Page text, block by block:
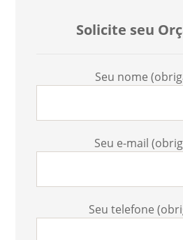
Solicite seu
Seu nome
Seu e-mail
Seu telefone